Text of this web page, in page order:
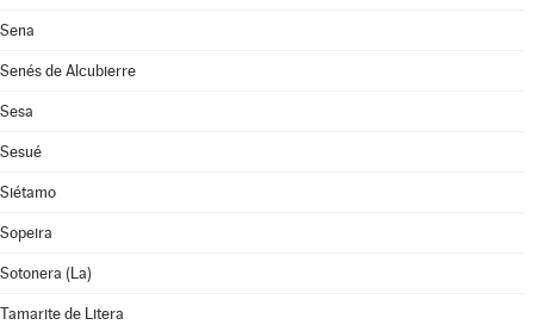
Sena
Senés de Alcubierre
Sesa
Sesué
Siétamo
Sopeira
Sotonera (La)
Tamarite de Litera